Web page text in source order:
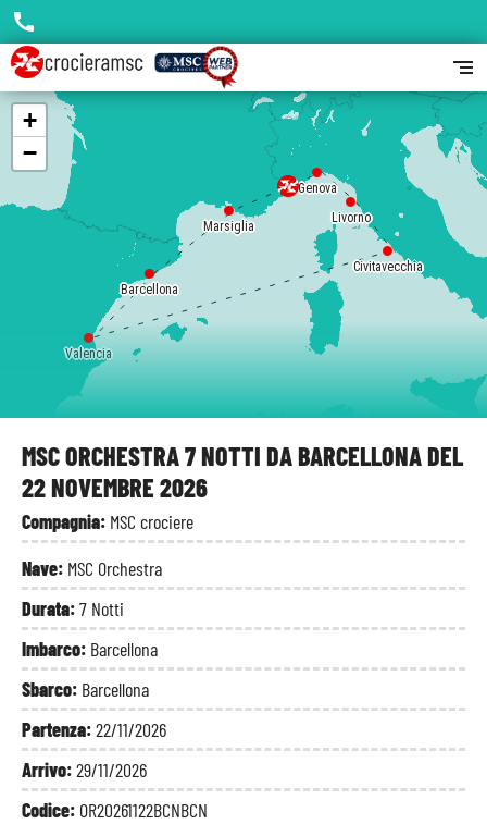
MSC ORCHESTRA 7 NOTTI DA BARCELLONA DEL
22 NOVEMBRE 2026
Compagnia: MSC crociere
Nave: MSC Orchestra
Durata:7 Notti
Imbarco: Barcellona
Sbarco: Barcellona
Partenza:22/11/2026
Arrivo:29/11/2026
Codice: OR20261122BCNBCN
Barcellona
Marsiglia
Genova
Livorno
Civitavecchia
Valencia
+
−
call
segment